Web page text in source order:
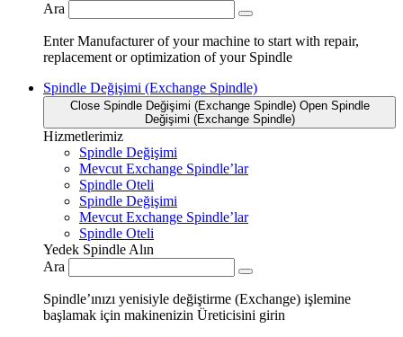
Ara
Enter Manufacturer of your machine to start with repair,
replacement or optimization of your Spindle
Spindle Değişimi (Exchange Spindle)
Close Spindle Değişimi (Exchange Spindle) Open Spindle
Değişimi (Exchange Spindle)
Hizmetlerimiz
Spindle Değişimi
Mevcut Exchange Spindle’lar
Spindle Oteli
Spindle Değişimi
Mevcut Exchange Spindle’lar
Spindle Oteli
Yedek Spindle Alın
Ara
Spindle’ınızı yenisiyle değiştirme (Exchange) işlemine
başlamak için makinenizin Üreticisini girin